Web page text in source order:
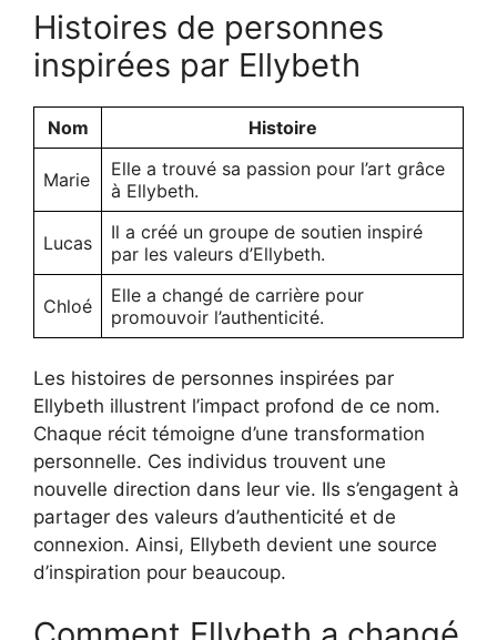
Histoires de personnes
inspirées par Ellybeth
Nom Histoire
Marie
Elle a trouvé sa passion pour l’art grâce
à Ellybeth.
Lucas
Il a créé un groupe de soutien inspiré
par les valeurs d’Ellybeth.
Chloé
Elle a changé de carrière pour
promouvoir l’authenticité.
Les histoires de personnes inspirées par
Ellybeth illustrent l’impact profond de ce nom.
Chaque récit témoigne d’une transformation
personnelle. Ces individus trouvent une
nouvelle direction dans leur vie. Ils s’engagent à
partager des valeurs d’authenticité et de
connexion. Ainsi, Ellybeth devient une source
d’inspiration pour beaucoup.